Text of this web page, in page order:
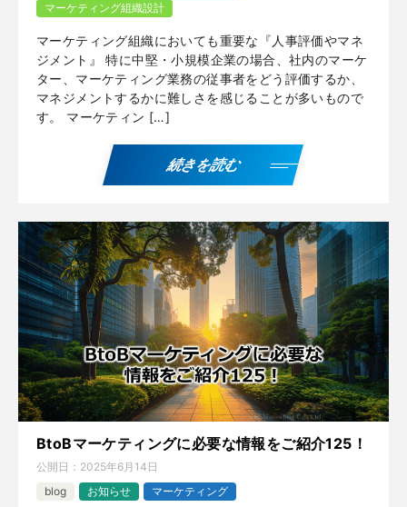
マーケティング組織設計
マーケティング組織においても重要な『人事評価やマネ
ジメント』 特に中堅・小規模企業の場合、社内のマーケ
ター、マーケティング業務の従事者をどう評価するか、
マネジメントするかに難しさを感じることが多いもので
す。 マーケティン […]
続きを読む
BtoBマーケティングに必要な情報をご紹介125！
公開日： 2025年6月14日
blog
お知らせ マーケティング